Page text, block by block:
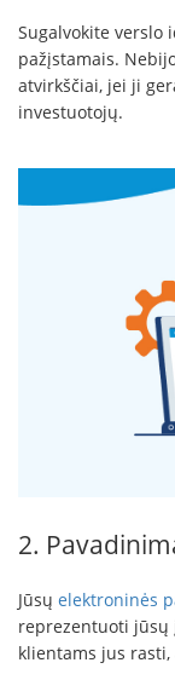
Sugalvokite verslo
pažįstamais.
atvirkščiai, jei ji
investuotojų.
2.
Jūsų elektroninės
reprezentuoti
klientams jus rasti,